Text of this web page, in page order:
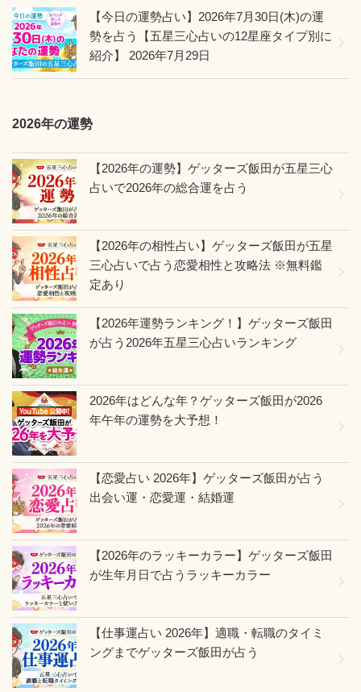
【今日の運勢占い】2026年7月30日(木)の運
勢を占う【五星三心占いの12星座タイプ別に
紹介】
2026年7月29日
2026年の運勢
【2026年の運勢】ゲッターズ飯田が五星三心
占いで2026年の総合運を占う
【2026年の相性占い】ゲッターズ飯田が五星
三心占いで占う恋愛相性と攻略法 ※無料鑑
定あり
【2026年運勢ランキング！】ゲッターズ飯田
が占う2026年五星三心占いランキング
2026年はどんな年？ゲッターズ飯田が2026
年午年の運勢を大予想！
【恋愛占い 2026年】ゲッターズ飯田が占う
出会い運・恋愛運・結婚運
【2026年のラッキーカラー】ゲッターズ飯田
が生年月日で占うラッキーカラー
【仕事運占い 2026年】適職・転職のタイミ
ングまでゲッターズ飯田が占う